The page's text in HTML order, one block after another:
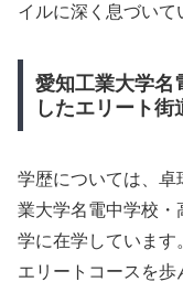
イルに深く息づいて
愛知工業大学名
したエリート街
学歴については、卓
業大学名電中学校・
学に在学しています
エリートコースを歩